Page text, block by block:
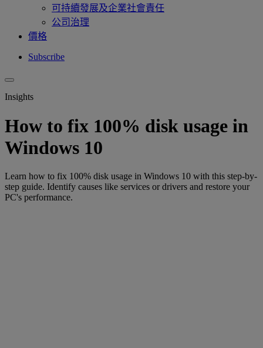
可持續發展及企業社會責任
公司治理
價格
Subscribe
Insights
How to fix 100% disk usage in
Windows 10
Learn how to fix 100% disk usage in Windows 10 with this step-by-
step guide. Identify causes like services or drivers and restore your
PC's performance.